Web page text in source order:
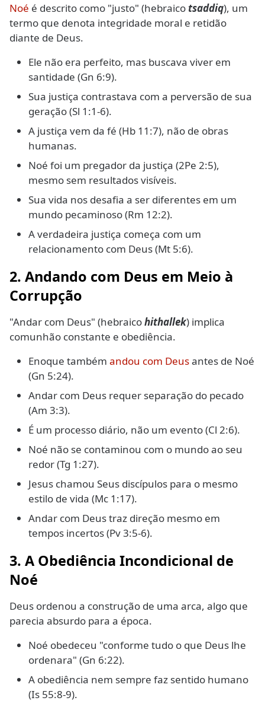
Noé é descrito como "justo" (hebraico tsaddiq), um
termo que denota integridade moral e retidão
diante de Deus.
Ele não era perfeito, mas buscava viver em
santidade (Gn 6:9).
Sua justiça contrastava com a perversão de sua
geração (Sl 1:1-6).
A justiça vem da fé (Hb 11:7), não de obras
humanas.
Noé foi um pregador da justiça (2Pe 2:5),
mesmo sem resultados visíveis.
Sua vida nos desafia a ser diferentes em um
mundo pecaminoso (Rm 12:2).
A verdadeira justiça começa com um
relacionamento com Deus (Mt 5:6).
2. Andando com Deus em Meio à
Corrupção
"Andar com Deus" (hebraicohithallek) implica
comunhão constante e obediência.
Enoque também andou com Deusantes de Noé
(Gn 5:24).
Andar com Deus requer separação do pecado
(Am 3:3).
É um processo diário, não um evento (Cl 2:6).
Noé não se contaminou com o mundo ao seu
redor (Tg 1:27).
Jesus chamou Seus discípulos para o mesmo
estilo de vida (Mc 1:17).
Andar com Deus traz direção mesmo em
tempos incertos (Pv 3:5-6).
3. A Obediência Incondicional de
Noé
Deus ordenou a construção de uma arca, algo que
parecia absurdo para a época.
Noé obedeceu "conforme tudo o que Deus lhe
ordenara" (Gn 6:22).
A obediência nem sempre faz sentido humano
(Is 55:8-9).